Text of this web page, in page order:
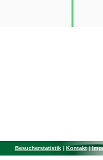
Besucherstatistik Kontakt